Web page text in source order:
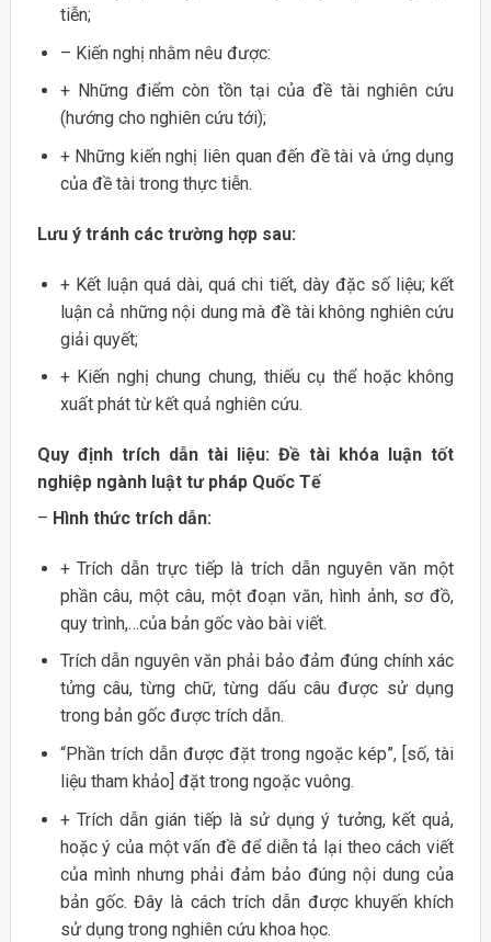
tiễn;
– Kiến nghị nhằm nêu được:
+ Những điểm còn tồn tại của đề tài nghiên cứu
(hướng cho nghiên cứu tới);
+ Những kiến nghị liên quan đến đề tài và ứng dụng
của đề tài trong thực tiễn.
Lưu ý tránh các trường hợp sau:
+ Kết luận quá dài, quá chi tiết, dày đặc số liệu; kết
luận cả những nội dung mà đề tài không nghiên cứu
giải quyết;
+ Kiến nghị chung chung, thiếu cụ thể hoặc không
xuất phát từ kết quả nghiên cứu.
Quy định trích dẫn tài liệu: Đề tài khóa luận tốt
nghiệp ngành luật tư pháp Quốc Tế
– Hình thức trích dẫn:
+ Trích dẫn trực tiếp là trích dẫn nguyên văn một
phần câu, một câu, một đoạn văn, hình ảnh, sơ đồ,
quy trình,…của bản gốc vào bài viết.
Trích dẫn nguyên văn phải bảo đảm đúng chính xác
tửng câu, từng chữ, từng dấu câu được sử dụng
trong bản gốc được trích dẫn.
“Phần trích dẫn được đặt trong ngoặc kép”, [số, tài
liệu tham khảo] đặt trong ngoặc vuông.
+ Trích dẫn gián tiếp là sử dụng ý tưởng, kết quả,
hoặc ý của một vấn đề để diễn tả lại theo cách viết
của mình nhưng phải đảm bảo đúng nội dung của
bản gốc. Đây là cách trích dẫn được khuyến khích
sử dụng trong nghiên cứu khoa học.